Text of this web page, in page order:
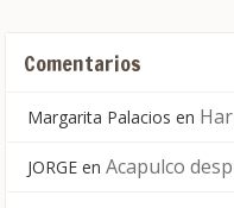
Comentarios
Margarita Palacios en
JORGE en Acapulco